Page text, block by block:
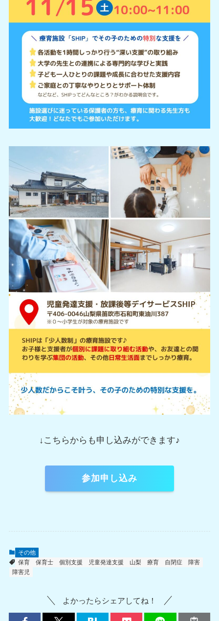
↓こちらからも申し込みができます♪
参加申し込み
その他
保育
保育士 個別支援 児童発達支援 山梨 療育 自閉症
障害
障害児
よかったらシェアしてね！